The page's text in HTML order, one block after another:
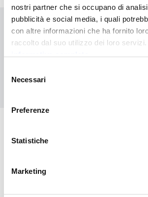
nostri partner che si occupano di
pubblicità e social media, i quali
con altre informazioni che ha fornito
raccolto dal suo utilizzo dei loro servizi.
delNecessari
Preferenze
Statistiche
Marketing
¿No has encontrado lo que
Contáctanos para recibir asistencia o
También puede